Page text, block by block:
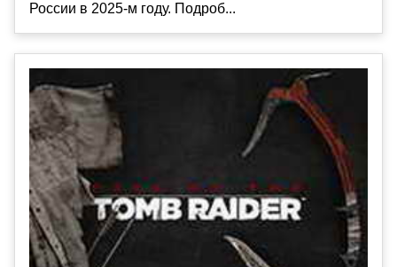
России в 2025‑м году. Подроб...